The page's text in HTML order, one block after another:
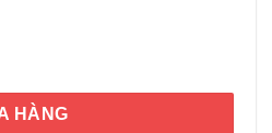
Cap Pain Reliever
HÀNG